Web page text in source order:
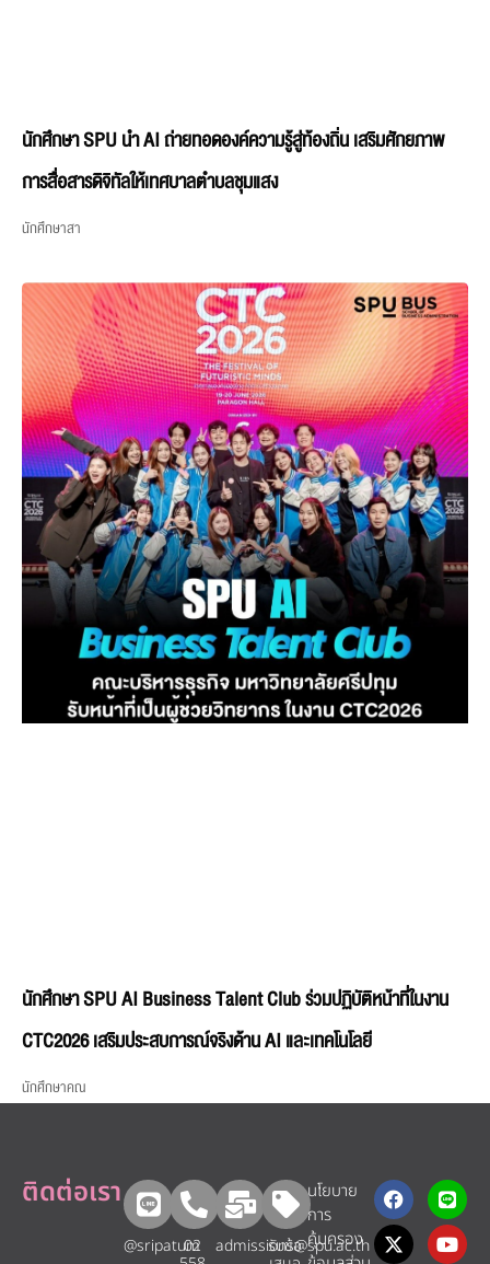
นักศึกษา SPU นำ AI ถ่ายทอดองค์ความรู้สู่ท้องถิ่น เสริมศักยภาพ
การสื่อสารดิจิทัลให้เทศบาลตำบลชุมแสง
นักศึกษาสา
นักศึกษา SPU AI Business Talent Club ร่วมปฏิบัติหน้าที่ในงาน
CTC2026 เสริมประสบการณ์จริงด้าน AI และเทคโนโลยี
นักศึกษาคณ
ติดต่อเรา
@sripatum
02 admissions@spu.ac.th
รับข้อ
นโยบาย
การ
คุ้มครอง